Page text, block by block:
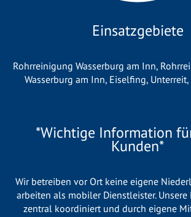
Einsatzgebiete
Rohrreinigung Wasserburg am Inn,
Wasserburg am Inn, Eiselfing, Unterreit,
*Wichtige Information
Kunden*
Wir betreiben vor Ort keine eigene
arbeiten als mobiler Dienstleister. Unsere
zentral koordiniert und durch eigene